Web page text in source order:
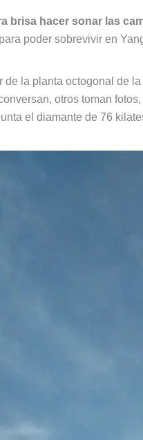
brisa hacer sonar las
poder sobrevivir en
de la planta octogonal de
otros toman fotos,
el diamante de 76